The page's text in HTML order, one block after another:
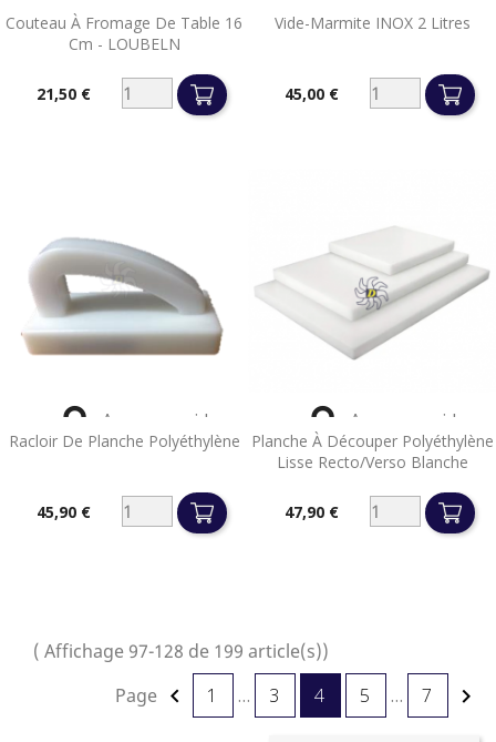
Couteau À Fromage De Table 16
Cm - LOUBELN
21,50 €
Vide-Marmite INOX 2 Litres
45,00 €
Racloir De Planche Polyéthylène
45,90 €
 Aperçu rapide
Planche À Découper Polyéthylène
Lisse Recto/verso Blanche
47,90 €
 Aperçu rapide
( Affichage 97-128 de 199 article(s))
Page  1 … 3 4 5 … 7 